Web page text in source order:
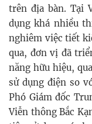
trên địa bàn. Tại
dụng khá nhiều
nghiêm việc tiết
qua, đơn vị đã
năng hữu hiệu,
sử dụng điện so
Phó Giám đốc
Viễn thông Bắc